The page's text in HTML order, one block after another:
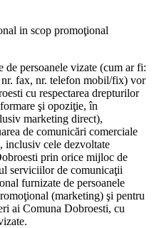
in scop promoţional
de persoanele vizate (cum ar fi:
nr. fax, nr. telefon mobil/fix) vor
cu respectarea drepturilor
şi opoziţie, în
marketing direct),
de comunicări comerciale
inclusiv cele dezvoltate
prin orice mijloc de
serviciilor de comunicaţii
furnizate de persoanele
(marketing) şi pentru
ai Comuna Dobroesti, cu